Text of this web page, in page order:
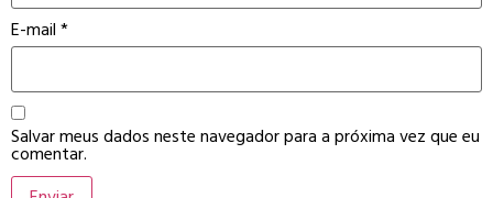
E-mail*
Salvar meus dados neste navegador para a próxima vez que eu
comentar.